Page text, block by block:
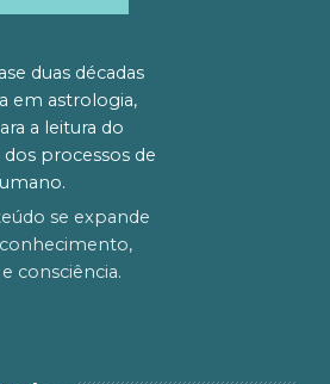
duas décadas
em astrologia,
a leitura do
processos de
se expande
consciência.